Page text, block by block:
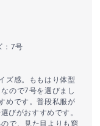
：7号
ズ感。ももはり体型
ので7号を選びまし
めです。普段私服が
びがおすすめです。
で、見た目よりも窮